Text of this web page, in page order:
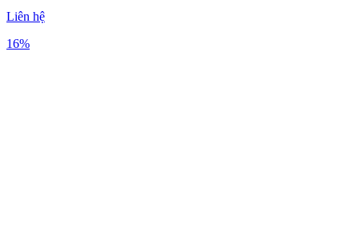
Liên hệ
16%